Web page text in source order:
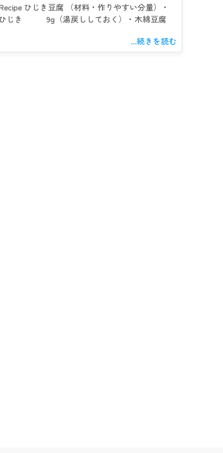
ひじき豆腐 （材料・作りやすい分量）・
じき 9g（湯戻ししておく）・木綿豆腐
...続きを読む